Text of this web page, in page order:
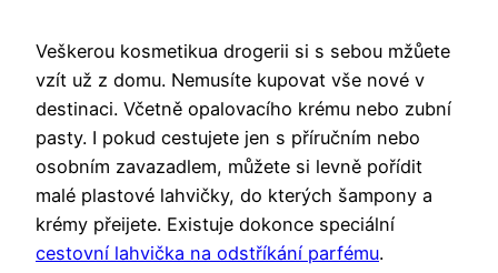
Veškerou kosmetikua drogerii si s sebou mžůete
vzít už z domu. Nemusíte kupovat vše nové v
destinaci. Včetně opalovacího krému nebo zubní
pasty. I pokud cestujete jen s příručním nebo
osobním zavazadlem, můžete si levně pořídit
malé plastové lahvičky, do kterých šampony a
krémy přeijete. Existuje dokonce speciální
cestovní lahvička na odstříkání parfému.